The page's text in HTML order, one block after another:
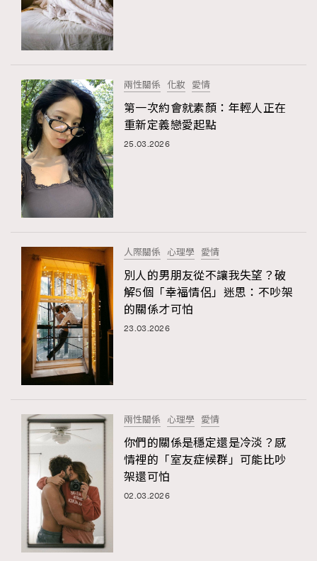
VAxChowSangSang
WatchesWonder&Beyond
WatchesWonder&Beyond
向ChanelN°5致敬
時裝心理學
煲劇日常 334
玩物壯志 1
(nmg.com.hk/privacy) 閱讀本公司的私隱政策聲明。
本人願意接收新傳媒集團的最新消息及其他宣傳資訊，本人同意
新傳媒集團使用本人的個人資料於任何推廣用途。
About us Collaboration Opportunity
#FigaroIssue 專訪陳漢娜Hanna與Takuro｜模特
情侶談愛情
兩性關係 化妝 愛情
第一次約會就素顏：年輕人正在
重新定義戀愛起點
25.03.2026
人際關係 心理學 愛情
別人的男朋友從不讓我失望？破
解5個「幸福情侶」迷思：不吵架
的關係才可怕
23.03.2026
兩性關係 心理學 愛情
你們的關係是穩定還是冷淡？感
情裡的「室友症候群」可能比吵
架還可怕
02.03.2026